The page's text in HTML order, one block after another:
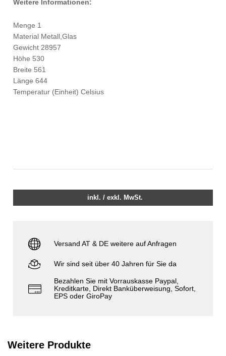
Weitere Informationen:
Menge 1
Material Metall,Glas
Gewicht 28957
Höhe 530
Breite 561
Länge 644
Temperatur (Einheit) Celsius
inkl. / exkl. MwSt.
Versand AT & DE weitere auf Anfragen
Wir sind seit über 40 Jahren für Sie da
Bezahlen Sie mit Vorrauskasse Paypal,
Kreditkarte, Direkt Banküberweisung, Sofort,
EPS oder GiroPay
Weitere Produkte